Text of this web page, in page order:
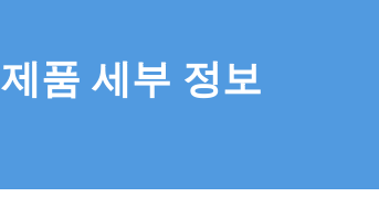
제품 세부 정보